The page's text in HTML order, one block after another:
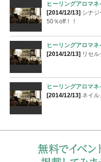
ヒーリングアロマ
[2014/12/13] シナジ
50％off！！
ヒーリングアロマ
[2014/12/13] リセ
ヒーリングアロマ
[2014/12/13] ネイル